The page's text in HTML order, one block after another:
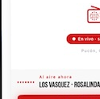
ya que
se pierde
al